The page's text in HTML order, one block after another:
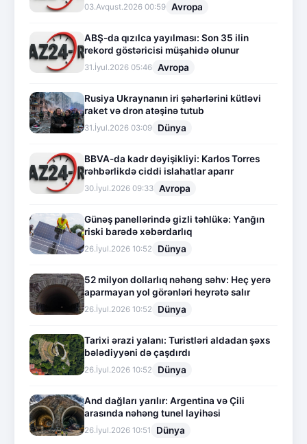
03.Avqust.2026 00:59 Avropa
ABŞ-da qızılca yayılması: Son 35 ilin
rekord göstəricisi müşahidə olunur
31.İyul.2026 05:46 Avropa
Rusiya Ukraynanın iri şəhərlərini kütləvi
raket və dron atəşinə tutub
31.İyul.2026 03:09 Dünya
BBVA-da kadr dəyişikliyi: Karlos Torres
rəhbərlikdə ciddi islahatlar aparır
30.İyul.2026 09:33 Avropa
Günəş panellərində gizli təhlükə: Yanğın
riski barədə xəbərdarlıq
26.İyul.2026 10:52 Dünya
52 milyon dollarlıq nəhəng səhv: Heç yerə
aparmayan yol görənləri heyrətə salır
26.İyul.2026 10:52 Dünya
Tarixi ərazi yalanı: Turistləri aldadan şəxs
bələdiyyəni də çaşdırdı
26.İyul.2026 10:52 Dünya
And dağları yarılır: Argentina və Çili
arasında nəhəng tunel layihəsi
26.İyul.2026 10:51 Dünya